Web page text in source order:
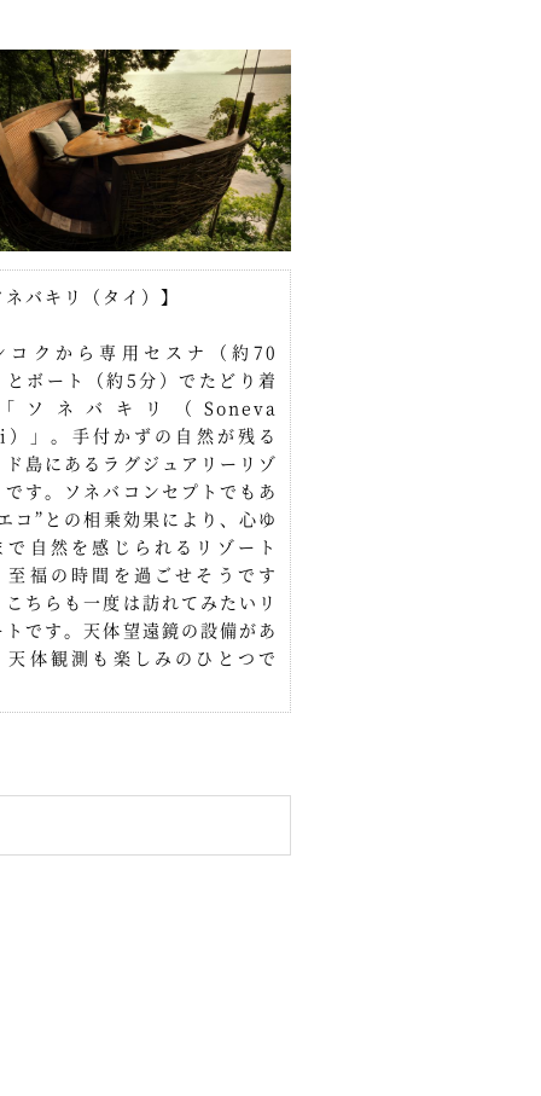
バキリ（タイ）】
コクから専用セスナ（約70
とボート（約5分）でたどり着
ソネバキリ（Soneva
」。手付かずの自然が残る
ド島にあるラグジュアリーリゾ
です。ソネバコンセプトでもあ
コ”との相乗効果により、心ゆ
で自然を感じられるリゾート
至福の時間を過ごせそうです
こちらも一度は訪れてみたいリ
トです。天体望遠鏡の設備があ
天体観測も楽しみのひとつで